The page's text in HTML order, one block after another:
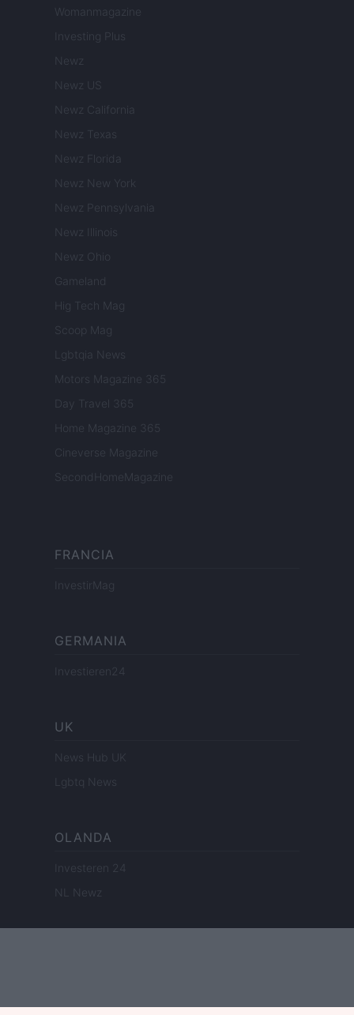
Womanmagazine
Investing Plus
Newz
Newz US
Newz California
Newz Texas
Newz Florida
Newz New York
Newz Pennsylvania
Newz Illinois
Newz Ohio
Gameland
Hig Tech Mag
Scoop Mag
Lgbtqia News
Motors Magazine 365
Day Travel 365
Home Magazine 365
Cineverse Magazine
SecondHomeMagazine
FRANCIA
InvestirMag
GERMANIA
Investieren24
UK
News Hub UK
Lgbtq News
OLANDA
Investeren 24
NL Newz